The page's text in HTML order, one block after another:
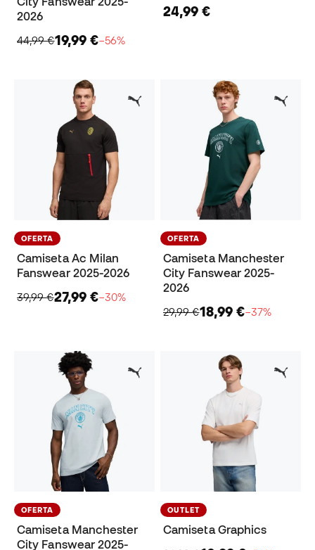
2026
44,99 €19,99 €−56%
24,99 €
OFERTA
Camiseta Ac Milan
Fanswear 2025-2026
39,99 €27,99 €−30%
OFERTA
Camiseta Manchester
City Fanswear 2025-
2026
29,99 €18,99 €−37%
OFERTA
Camiseta Manchester
City Fanswear 2025-
OUTLET
Camiseta Graphics